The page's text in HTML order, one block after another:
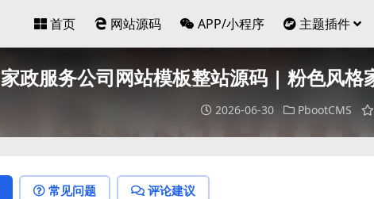
首页 网站源码 APP/小程序 主题插件
家政服务公司网站模板整站源码 | 粉色风格
2026-06-30 PbootCMS
常见问题 评论建议